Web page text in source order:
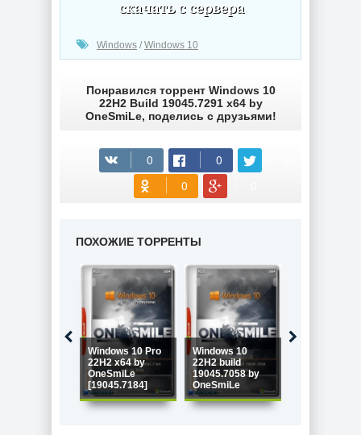
Windows / Windows 10
Понравился торрент Windows 10
22H2 Build 19045.7291 x64 by
OneSmiLe, поделись с друзьями!
ПОХОЖИЕ ТОРРЕНТЫ
Windows 10 Pro
22H2 x64 by
OneSmiLe
[19045.7184]
Windows 10
22H2 build
19045.7058 by
OneSmiLe